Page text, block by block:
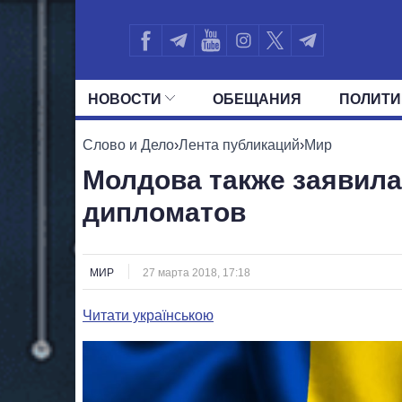
НОВОСТИ ОБЕЩАНИЯ
ВСЕ ПОЛИТИКИ ПРЕЗИДЕНТ И
Слово и Дело›Лента публикаций›Мир
Молдова также
дипломатов
МИР 27 марта 2018, 17:18
Читати українською